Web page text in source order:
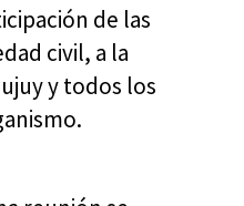
de las
civil, a la
y todos los